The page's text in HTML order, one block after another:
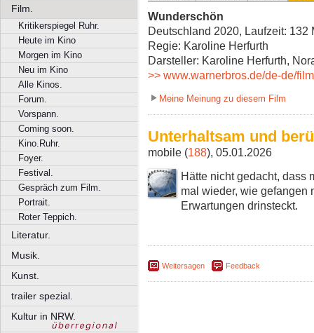
Film.
Kritikerspiegel Ruhr.
Heute im Kino
Morgen im Kino
Neu im Kino
Alle Kinos.
Forum.
Vorspann.
Coming soon.
Kino.Ruhr.
Foyer.
Festival.
Gespräch zum Film.
Portrait.
Roter Teppich.
Literatur.
Musik.
Kunst.
trailer spezial.
Kultur in NRW.
Wunderschön
Deutschland 2020, Laufzeit: 132
Regie: Karoline Herfurth
Darsteller: Karoline Herfurth,
>> www.warnerbros.de/de-de/
Meine Meinung zu diesem Film
Unterhaltsam und
mobile (188), 05.01.2026
Hätte nicht gedacht, dass
mal wieder, wie gefangen
Erwartungen drinsteckt.
Weitersagen Feedback